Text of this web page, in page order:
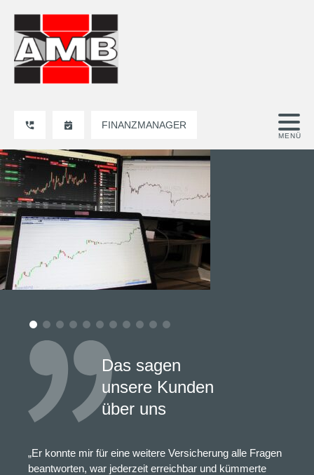
FINANZMANAGER
Das sagen
unsere Kunden
über uns
„Er konnte mir für eine weitere Versicherung alle Fragen
beantworten, war jederzeit erreichbar und kümmerte